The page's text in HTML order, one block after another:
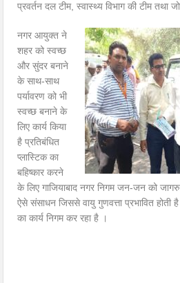
प्रवर्तन दल टीम, स्वास्थ्य विभाग की टीम तथा
नगर आयुक्त ने
शहर को स्वच्छ
और सुंदर बनाने
के साथ-साथ
पर्यावरण को भी
स्वच्छ बनाने के
लिए कार्य किया
है प्रतिबंधित
प्लास्टिक का
बहिष्कार करने
के लिए गाजियाबाद नगर निगम जन-जन को
ऐसे संसाधन जिससे वायु गुणवत्ता प्रभावित
का कार्य निगम कर रहा है ।